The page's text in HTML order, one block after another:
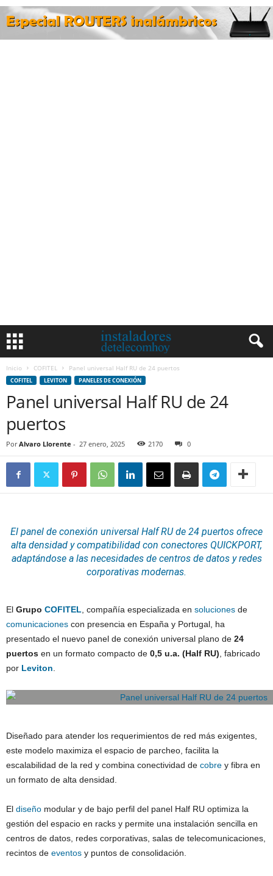
Inicio COFITEL Panel universal Half RU de 24 puertos
COFITEL LEVITON PANELES DE CONEXIÓN
Panel universal Half RU de 24
puertos
Por Alvaro Llorente - 27 enero, 2025 2170 0
El panel de conexión universal Half RU de 24 puertos ofrece
alta densidad y compatibilidad con conectores QUICKPORT,
adaptándose a las necesidades de centros de datosy redes
corporativas modernas.
El Grupo COFITEL , compañía especializada en soluciones de
comunicaciones con presencia en España y Portugal, ha
presentado el nuevo panel de conexión universal plano de 24
puertos en un formato compacto de 0,5 u.a. (Half RU) , fabricado
por Leviton
Diseñado para atender los requerimientos de red más exigentes,
este modelo maximiza el espacio de parcheo, facilita la
escalabilidad de la red y combina conectividad de cobre y fibra en
un formato de alta densidad.
El diseño modular y de bajo perfil del panel Half RU optimiza la
gestión del espacio en racks y permite una instalación sencilla en
centros de datos, redes corporativas, salas de telecomunicaciones,
recintos de eventos y puntos de consolidación.